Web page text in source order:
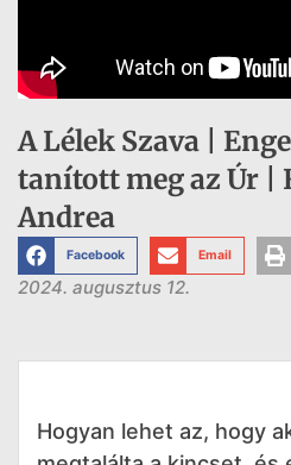
A Lélek Szava |
tanított meg az Úr |
Andrea
Facebook Email
2024. augusztus 12.
Hogyan lehet az, hogy